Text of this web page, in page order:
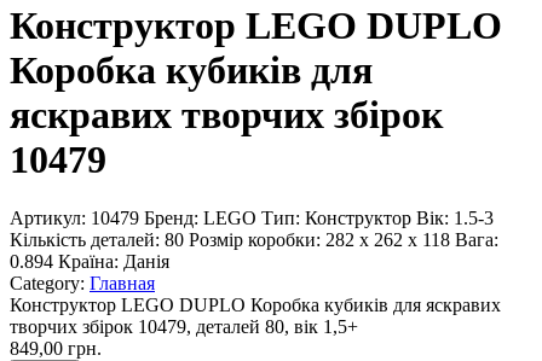
Конструктор LEGO DUPLO
Коробка кубиків для
яскравих творчих збірок
10479
Артикул: 10479 Бренд: LEGO Тип: Конструктор Вік: 1.5-3
Кількість деталей: 80 Розмір коробки: 282 x 262 x 118 Вага:
0.894 Країна: Данія
Category: Главная
Конструктор LEGO DUPLO Коробка кубиків для яскравих
творчих збірок 10479, деталей 80, вік 1,5+
849,00 грн.